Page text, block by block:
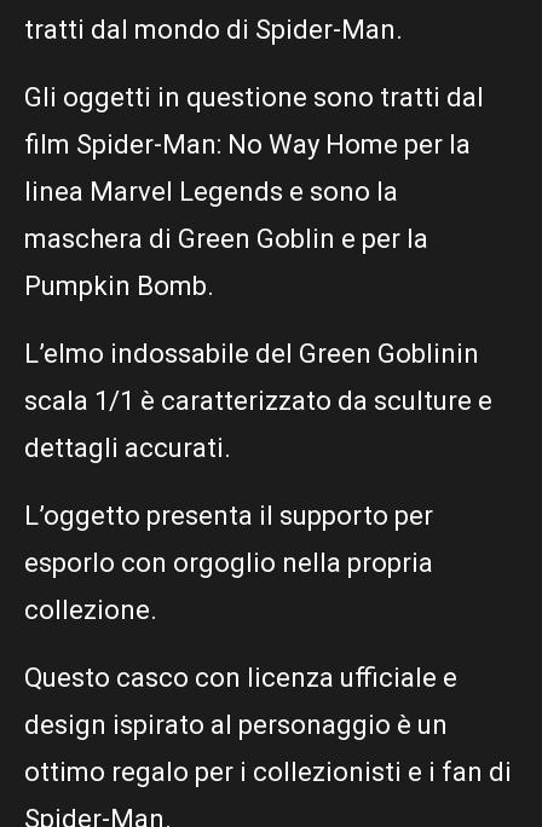
tratti dal mondo di Spider-Man.
Gli oggetti in questione sono tratti dal
film Spider-Man: No Way Home per la
linea Marvel Legends e sono la
maschera di Green Goblin e per la
Pumpkin Bomb.
L’elmo indossabile del Green Goblinin
scala 1/1 è caratterizzato da sculture e
dettagli accurati.
L’oggetto presenta il supporto per
esporlo con orgoglio nella propria
collezione.
Questo casco con licenza ufficiale e
design ispirato al personaggio è un
ottimo regalo per i collezionisti e i fan di
Spider-Man.